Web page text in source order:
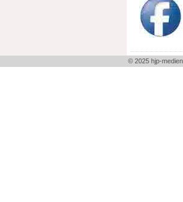
© 2025 hjp-